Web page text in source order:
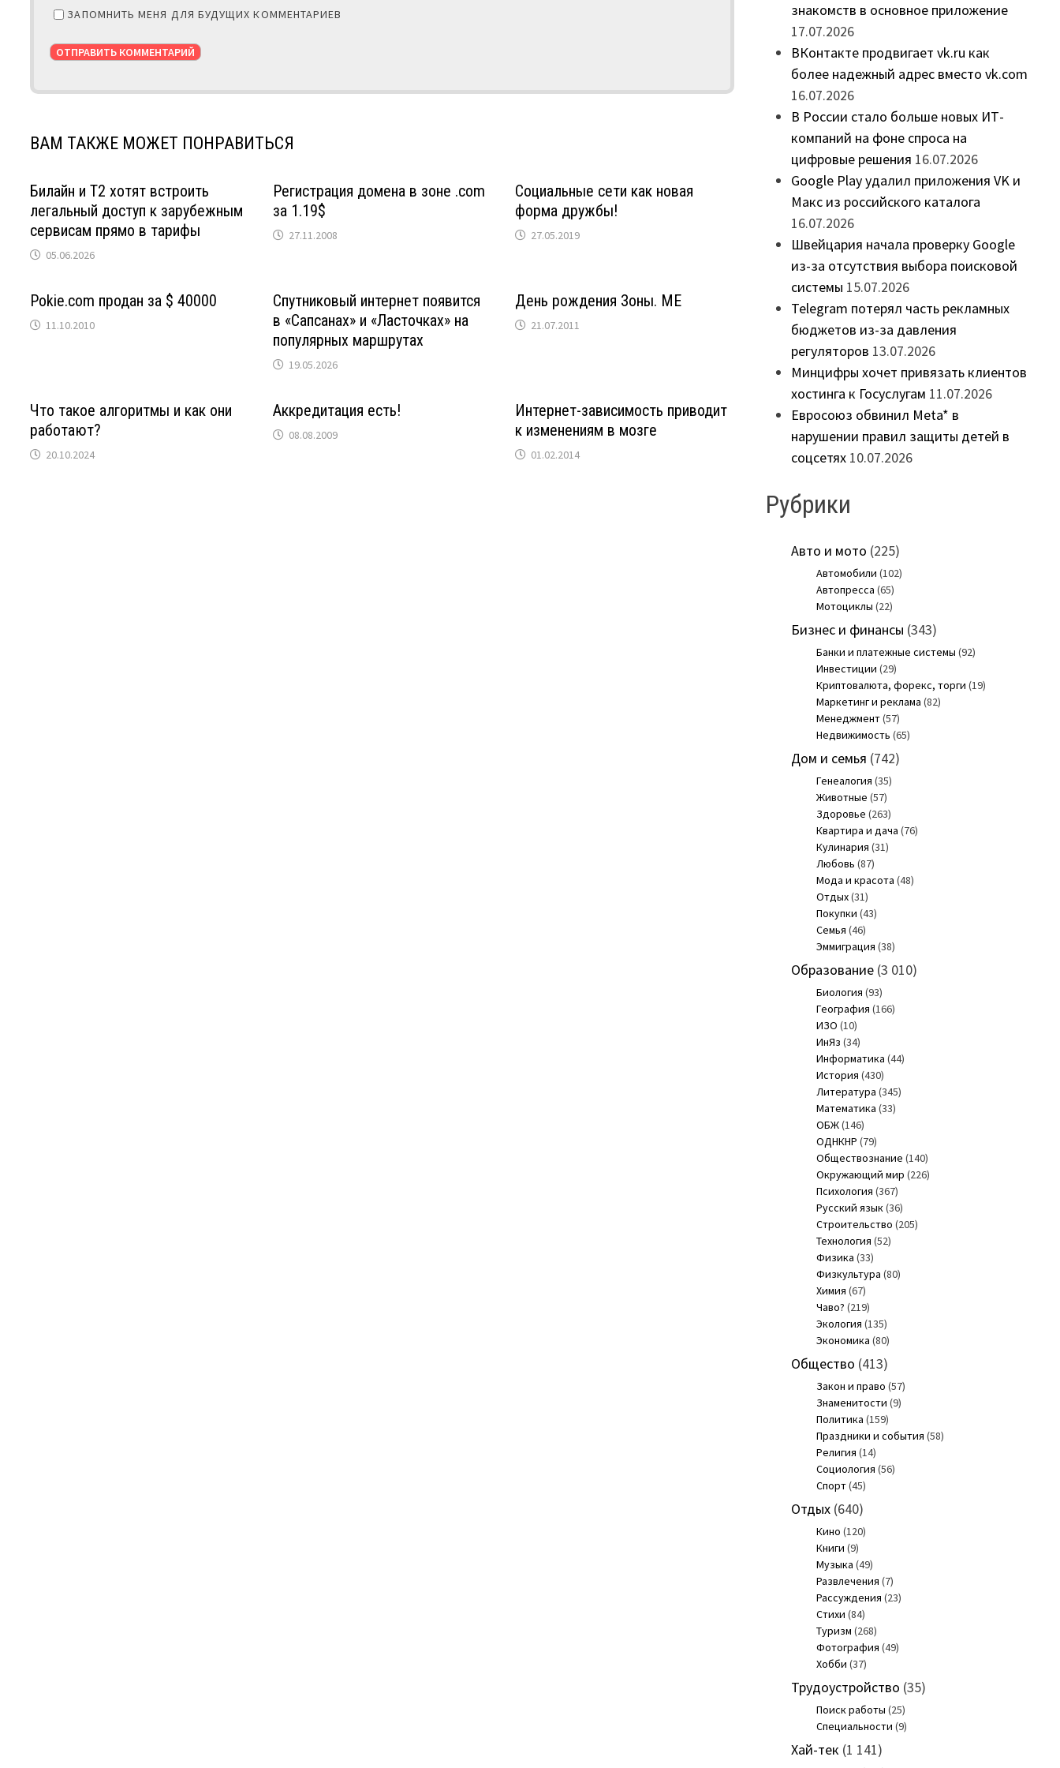
ЗАПОМНИТЬ МЕНЯ ДЛЯ БУДУЩИХ КОММЕНТАРИЕВ
ВАМ ТАКЖЕ МОЖЕТ ПОНРАВИТЬСЯ
Билайн и Т2 хотят встроить
легальный доступ к зарубежным
сервисам прямо в тарифы
05.06.2026
Регистрация домена в зоне .com
за 1.19$
27.11.2008
Социальные сети как новая
форма дружбы!
27.05.2019
Pokie.com продан за $ 40000
11.10.2010
Спутниковый интернет появится
в «Сапсанах» и «Ласточках» на
популярных маршрутах
19.05.2026
День рождения Зоны. МЕ
21.07.2011
Что такое алгоритмы и как они
работают?
20.10.2024
Аккредитация есть!
08.08.2009
Интернет-зависимость приводит
к изменениям в мозге
01.02.2014
знакомств в основное приложение
17.07.2026
ВКонтакте продвигает vk.ru как
более надежный адрес вместо vk.com
16.07.2026
В России стало больше новых ИТ-
компаний на фоне спроса на
цифровые решения 16.07.2026
Google Play удалил приложения VK и
Макс из российского каталога
16.07.2026
Швейцария начала проверку Google
из-за отсутствия выбора поисковой
системы 15.07.2026
Telegram потерял часть рекламных
бюджетов из-за давления
регуляторов 13.07.2026
Минцифры хочет привязать клиентов
хостинга к Госуслугам 11.07.2026
Евросоюз обвинил Meta* в
нарушении правил защиты детей в
соцсетях 10.07.2026
Рубрики
Авто и мото (225)
Автомобили (102)
Автопресса (65)
Мотоциклы (22)
Бизнес и финансы (343)
Банки и платежные системы (92)
Инвестиции (29)
Криптовалюта, форекс, торги (19)
Маркетинг и реклама (82)
Менеджмент(57)
Недвижимость (65)
Дом и семья (742)
Генеалогия (35)
Животные (57)
Здоровье (263)
Квартира и дача (76)
Кулинария (31)
Любовь (87)
Мода и красота (48)
Отдых(31)
Покупки (43)
Семья (46)
Эммиграция (38)
Образование(3 010)
Биология (93)
География (166)
ИЗО (10)
ИнЯз (34)
Информатика (44)
История (430)
Литература (345)
Математика (33)
ОБЖ(146)
ОДНКНР (79)
Обществознание (140)
Окружающий мир (226)
Психология (367)
Русский язык(36)
Строительство (205)
Технология (52)
Физика (33)
Физкультура (80)
Химия (67)
Чаво? (219)
Экология (135)
Экономика (80)
Общество (413)
Закон и право (57)
Знаменитости (9)
Политика (159)
Праздники и события (58)
Религия (14)
Социология (56)
Спорт(45)
Отдых(640)
Кино (120)
Книги (9)
Музыка (49)
Развлечения (7)
Рассуждения (23)
Стихи (84)
Туризм (268)
Фотография (49)
Хобби (37)
Трудоустройство (35)
Поиск работы (25)
Специальности (9)
Хай-тек (1 141)